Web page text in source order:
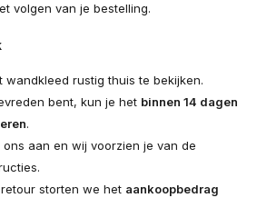
volgen van je bestelling.
wandkleed rustig thuis te bekijken.
bent, kun je het binnen 14 dagen
.
aan en wij voorzien je van de
storten we het aankoopbedrag